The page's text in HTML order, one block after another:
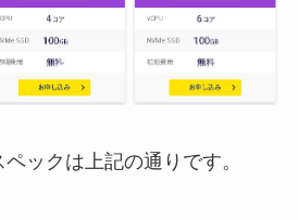
ックは上記の通りです。